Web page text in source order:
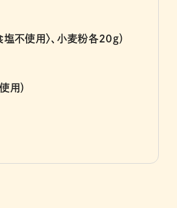
塩不使用〉、小麦粉各20g）
用）